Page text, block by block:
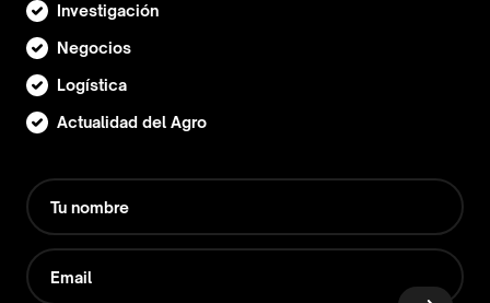
Investigación
Negocios
Logística
Actualidad del Agro